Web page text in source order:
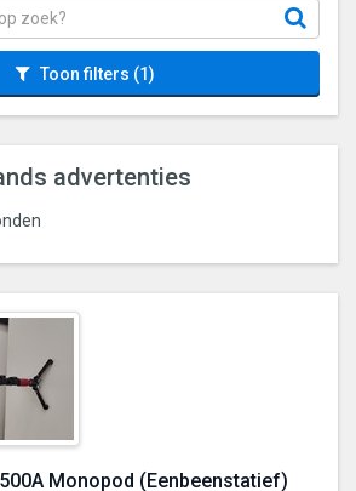
Toon filters (1)
advertenties
Monopod (Eenbeenstatief)